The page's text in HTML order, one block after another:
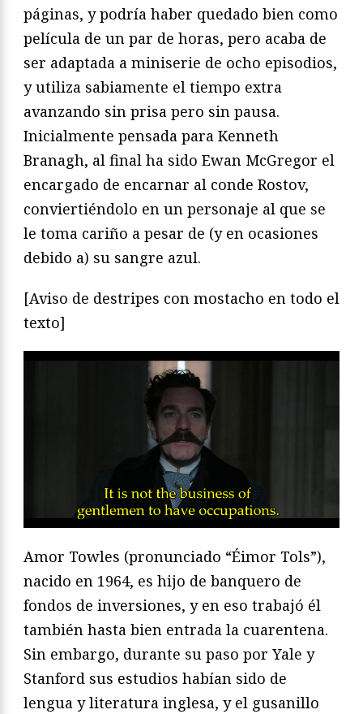
páginas, y podría haber quedado bien como
película de un par de horas, pero acaba de
ser adaptada a miniserie de ocho episodios,
y utiliza sabiamente el tiempo extra
avanzando sin prisa pero sin pausa.
Inicialmente pensada para Kenneth
Branagh, al final ha sido Ewan McGregor el
encargado de encarnar al conde Rostov,
conviertiéndolo en un personaje al que se
le toma cariño a pesar de (y en ocasiones
debido a) su sangre azul.
[Aviso de destripes con mostacho en todo el
texto]
Amor Towles (pronunciado “Éimor Tols”),
nacido en 1964, es hijo de banquero de
fondos de inversiones, y en eso trabajó él
también hasta bien entrada la cuarentena.
Sin embargo, durante su paso por Yale y
Stanford sus estudios habían sido de
lengua y literatura inglesa, y el gusanillo